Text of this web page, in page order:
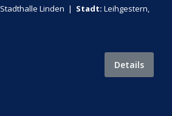
Stadthalle Linden | Stadt: Leihgestern,
Details